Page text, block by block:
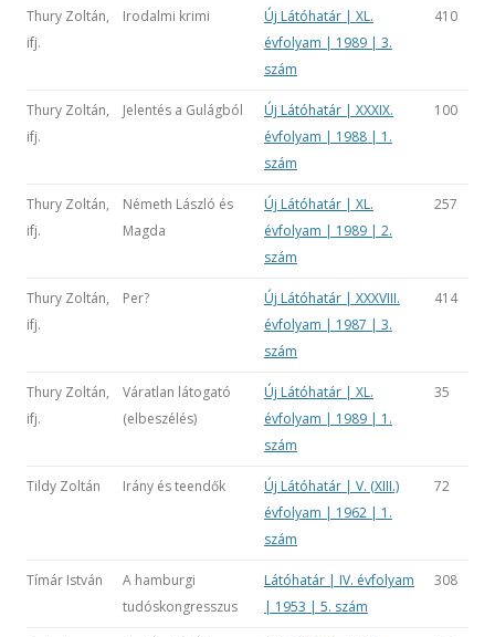
Thury Zoltán,
ifj.
Irodalmi krimi
Új Látóhatár | XL.
évfolyam | 1989 | 3.
szám
410
Thury Zoltán,
ifj.
Jelentés a Gulágból
Új Látóhatár | XXXIX.
évfolyam | 1988 | 1.
szám
100
Thury Zoltán,
ifj.
Németh László és
Magda
Új Látóhatár | XL.
évfolyam | 1989 | 2.
szám
257
Thury Zoltán,
ifj.
Per?
Új Látóhatár | XXXVIII.
évfolyam | 1987 | 3.
szám
414
Thury Zoltán,
ifj.
Váratlan látogató
(elbeszélés)
Új Látóhatár | XL.
évfolyam | 1989 | 1.
szám
35
Tildy Zoltán Irány és teendők
Új Látóhatár | V. (XIII.)
évfolyam | 1962 | 1.
szám
72
Tímár István
A hamburgi
tudóskongresszus
Látóhatár | IV. évfolyam
| 1953 | 5. szám
308